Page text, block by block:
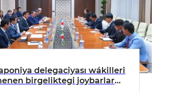
delegaciyası wákilleri
birgeliktegi joybarlar